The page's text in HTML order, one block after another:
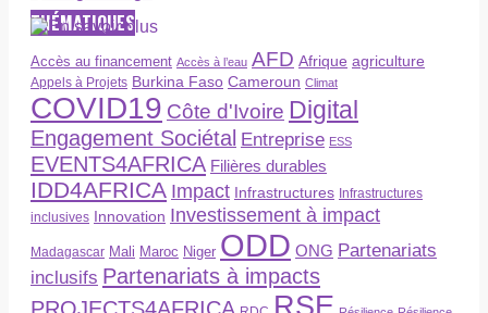
THÉMATIQUES
Accès au financement Accès à l’eau AFD Afrique agriculture
Appels à Projets Burkina Faso Cameroun Climat
COVID19 Côte d'Ivoire Digital
Engagement Sociétal Entreprise ESS
EVENTS4AFRICA Filières durables
IDD4AFRICA Impact Infrastructures Infrastructures
inclusives Innovation Investissement à impact
Madagascar Mali Maroc Niger ODD ONG Partenariats
inclusifs Partenariats à impacts
RSE